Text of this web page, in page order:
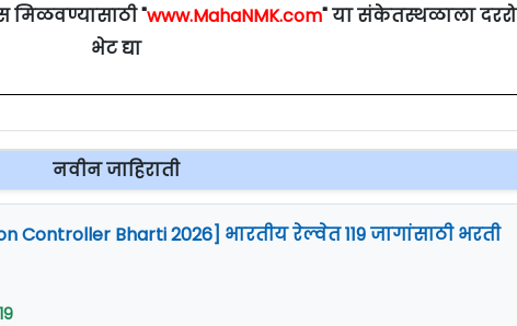
मिळवण्यासाठी "www.MahaNMK.com" या संकेतस्थळाला
भेट द्या
नवीन जाहिराती
Controller Bharti 2026] भारतीय रेल्वेत 119 जागांसाठी भरती